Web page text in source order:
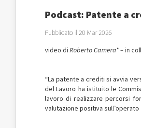
Podcast: Patente a
Pubblicato il 20 Mar 2026
video di Roberto Camera*– in
“La patente a crediti si avvia
del Lavoro ha istituito le
lavoro di realizzare percorsi
valutazione positiva